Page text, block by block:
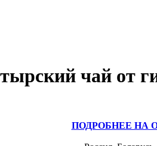
чай от
ПОДРОБНЕЕ НА